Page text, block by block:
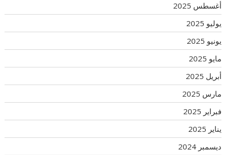
أغسطس 2025
يوليو 2025
يونيو 2025
مايو 2025
أبريل 2025
مارس 2025
فبراير 2025
يناير 2025
ديسمبر 2024